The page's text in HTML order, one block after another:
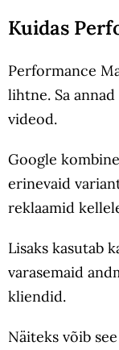
Kuidas
Performance
lihtne. Sa
videod.
Google
erinevaid
reklaamid
Lisaks kasutab
varasemaid
kliendid.
Näiteks võib